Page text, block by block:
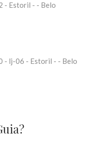
- Estoril - - Belo
- lj-06 - Estoril - - Belo